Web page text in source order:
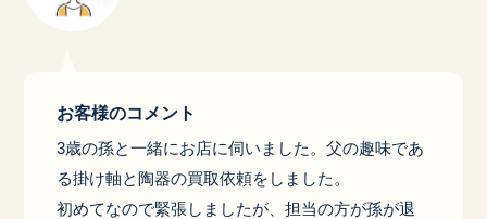
お客様のコメント
3歳の孫と一緒にお店に伺いました。父の趣味であ
る掛け軸と陶器の買取依頼をしました。
初めてなので緊張しましたが、担当の方が孫が退